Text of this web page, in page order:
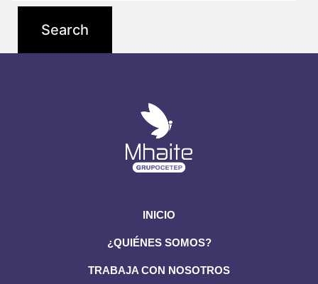
INICIO
¿QUIÉNES SOMOS?
TRABAJA CON NOSOTROS